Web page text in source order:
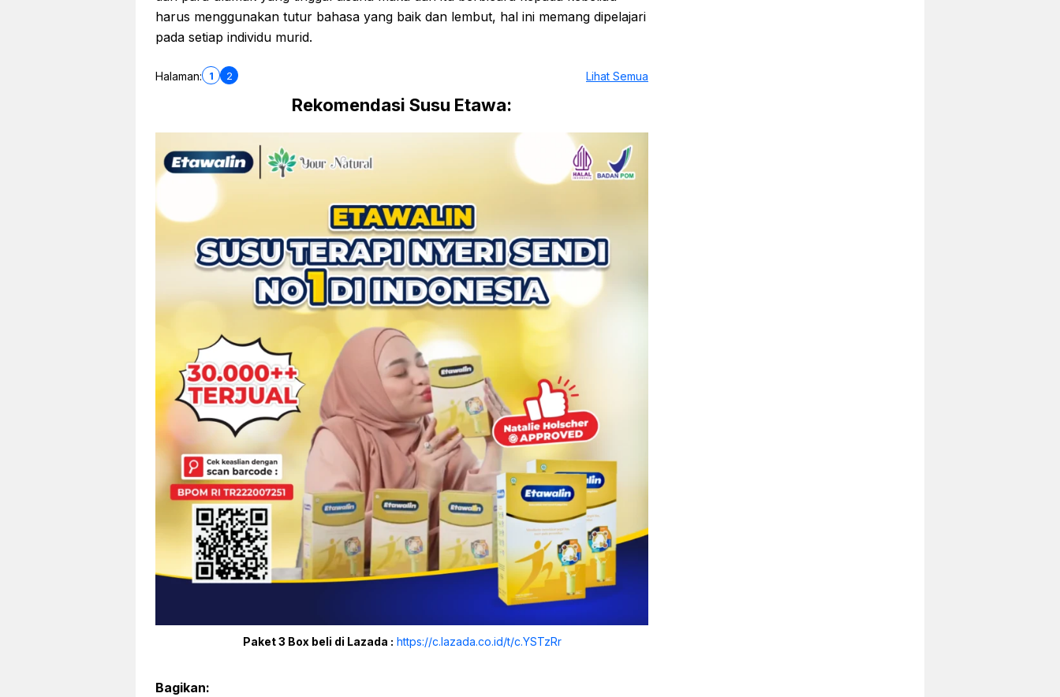
harus menggunakan tutur bahasa yang baik dan lembut, hal ini memang dipelajari
pada setiap individu murid.
Halaman: 1 2 Lihat Semua
Rekomendasi Susu Etawa:
Paket 3 Box beli di Lazada : https://c.lazada.co.id/t/c.YSTzRr
Bagikan: